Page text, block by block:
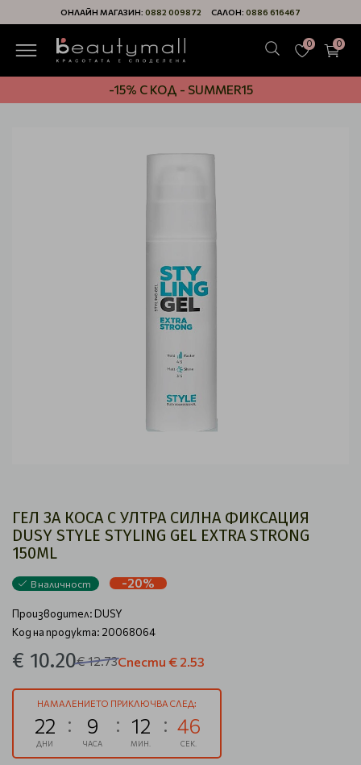
ОНЛАЙН МАГАЗИН: 0882 009872 САЛОН: 0886 616467
0 0
-15% С КОД - SUMMER15
ГЕЛ ЗА КОСА С УЛТРА СИЛНА ФИКСАЦИЯ
DUSY STYLE STYLING GEL EXTRA STRONG
150ML
В наличност -20%
Производител:DUSY
Код на продукта: 20068064
€ 10.20€ 12.73Спести € 2.53
НАМАЛЕНИЕТО ПРИКЛЮЧВА СЛЕД:
22
ДНИ
9
ЧАСА
12
МИН.
46
СЕК.